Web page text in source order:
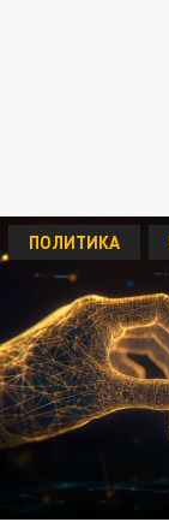
ПОЛИТИКА